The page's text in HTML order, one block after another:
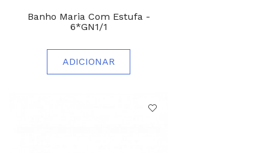
Banho Maria Com Estufa -
6*GN1/1
ADICIONAR